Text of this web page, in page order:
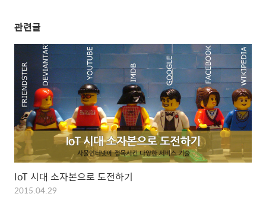
관련글
IoT 시대 소자본으로 도전하기
2015.04.29